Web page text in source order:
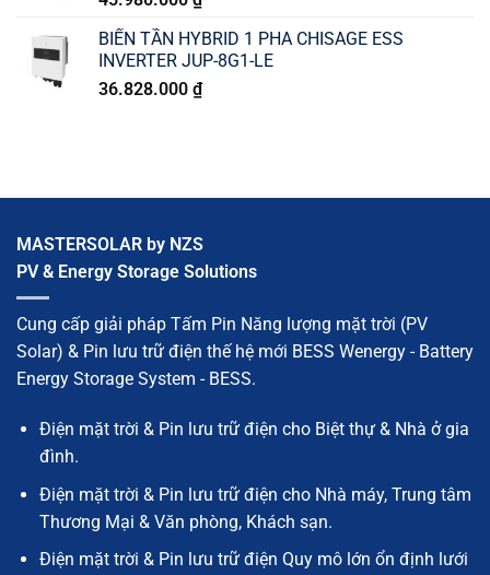
BIẾN TẦN HYBRID 1 PHA CHISAGE ESS
INVERTER JUP-8G1-LE
36.828.000 ₫
MASTERSOLAR by NZS
PV & Energy Storage Solutions
Cung cấp giải pháp Tấm Pin Năng lượng mặt trời (PV
Solar) & Pin lưu trữ điện thế hệ mới BESS Wenergy - Battery
Energy Storage System - BESS.
Điện mặt trời & Pin lưu trữ điện cho Biệt thự & Nhà ở gia
đình.
Điện mặt trời & Pin lưu trữ điện cho Nhà máy, Trung tâm
Thương Mại & Văn phòng, Khách sạn.
Điện mặt trời & Pin lưu trữ điện Quy mô lớn ổn định lưới